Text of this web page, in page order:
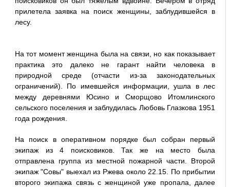
прилетела заявка на поиск женщины, заблудившейся в
лесу.
На тот момент женщина была на связи, но как показывает
практика это далеко не гарант найти человека в
природной среде (отчасти из-за законодательных
ограничений). По имевшейся информации, ушла в лес
между деревнями Юсино и Сморщово Итомлинского
сельского поселения и заблудилась Любовь Глазкова 1951
года рождения.
На поиск в оперативном порядке был собран первый
экипаж из 4 поисковиков. Так же на место была
отправлена группа из местной пожарной части. Второй
экипаж "Совы" выехал из Ржева около 22.15. По прибытии
второго экипажа связь с женщиной уже пропала, далее